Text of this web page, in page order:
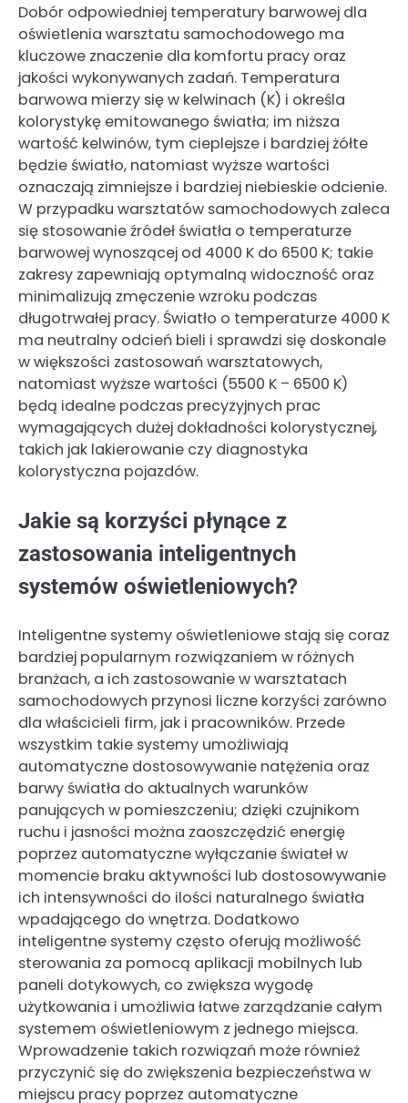
Dobór odpowiedniej temperatury barwowej dla
oświetlenia warsztatu samochodowego ma
kluczowe znaczenie dla komfortu pracy oraz
jakości wykonywanych zadań. Temperatura
barwowa mierzy się w kelwinach (K) i określa
kolorystykę emitowanego światła; im niższa
wartość kelwinów, tym cieplejsze i bardziej żółte
będzie światło, natomiast wyższe wartości
oznaczają zimniejsze i bardziej niebieskie odcienie.
W przypadku warsztatów samochodowych zaleca
się stosowanie źródeł światła o temperaturze
barwowej wynoszącej od 4000 K do 6500 K; takie
zakresy zapewniają optymalną widoczność oraz
minimalizują zmęczenie wzroku podczas
długotrwałej pracy. Światło o temperaturze 4000 K
ma neutralny odcień bieli i sprawdzi się doskonale
w większości zastosowań warsztatowych,
natomiast wyższe wartości (5500 K – 6500 K)
będą idealne podczas precyzyjnych prac
wymagających dużej dokładności kolorystycznej,
takich jak lakierowanie czy diagnostyka
kolorystyczna pojazdów.
Jakie są korzyści płynące z
zastosowania inteligentnych
systemów oświetleniowych?
Inteligentne systemy oświetleniowe stają się coraz
bardziej popularnym rozwiązaniem w różnych
branżach, a ich zastosowanie w warsztatach
samochodowych przynosi liczne korzyści zarówno
dla właścicieli firm, jak i pracowników. Przede
wszystkim takie systemy umożliwiają
automatyczne dostosowywanie natężenia oraz
barwy światła do aktualnych warunków
panujących w pomieszczeniu; dzięki czujnikom
ruchu i jasności można zaoszczędzić energię
poprzez automatyczne wyłączanie świateł w
momencie braku aktywności lub dostosowywanie
ich intensywności do ilości naturalnego światła
wpadającego do wnętrza. Dodatkowo
inteligentne systemy często oferują możliwość
sterowania za pomocą aplikacji mobilnych lub
paneli dotykowych, co zwiększa wygodę
użytkowania i umożliwia łatwe zarządzanie całym
systemem oświetleniowym z jednego miejsca.
Wprowadzenie takich rozwiązań może również
przyczynić się do zwiększenia bezpieczeństwa w
miejscu pracy poprzez automatyczne